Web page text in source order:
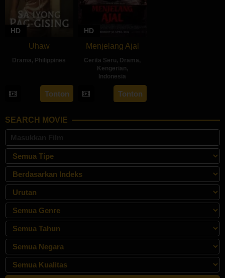
HD
Uhaw
Drama, Philippines
Aug
2024
Bonifacio
Tonton
HD
Menjelang Ajal
Cerita Seru, Drama,
Kengerian,
Indonesia
30
Apr
Hadrah
Daeng
Tonton
SEARCH MOVIE